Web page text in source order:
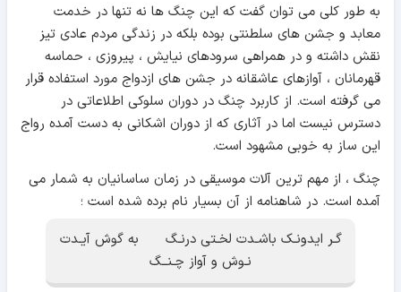
به طور کلی می توان گفت که این چنگ ها نه تنها در خدمت
معابد و جشن های سلطنتی بوده بلکه در زندگی مردم عادی تیز
نقش داشته و در همراهی سرودهای نیایش ، پیروزی ، حماسه
قهرمانان ، آوازهای عاشقانه در جشن های ازدواج مورد استفاده قرار
می گرفته است. از کاربرد چنگ در دوران سلوکی اطلاعاتی در
دسترس نیست اما در آثاری که از دوران اشکانی به دست آمده رواج
این ساز به خوبی مشهود است.
چنگ ، از مهم ترین آلات موسیقی در زمان ساسانیان به شمار می
آمده است. در شاهنامه از آن بسیار نام برده شده است ؛
گـر ایدونـک باشـدت لخـتی درنـگ به گوش آیـدت
نـوش و آواز چـنــگ